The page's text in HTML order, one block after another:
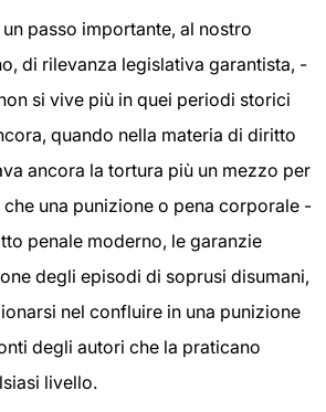
passo importante, al nostro
di rilevanza legislativa garantista, -
si vive più in quei periodi storici
quando nella materia di diritto
ancora la tortura più un mezzo per
una punizione o pena corporale -
penale moderno, le garanzie
degli episodi di soprusi disumani,
nel confluire in una punizione
degli autori che la praticano
livello.